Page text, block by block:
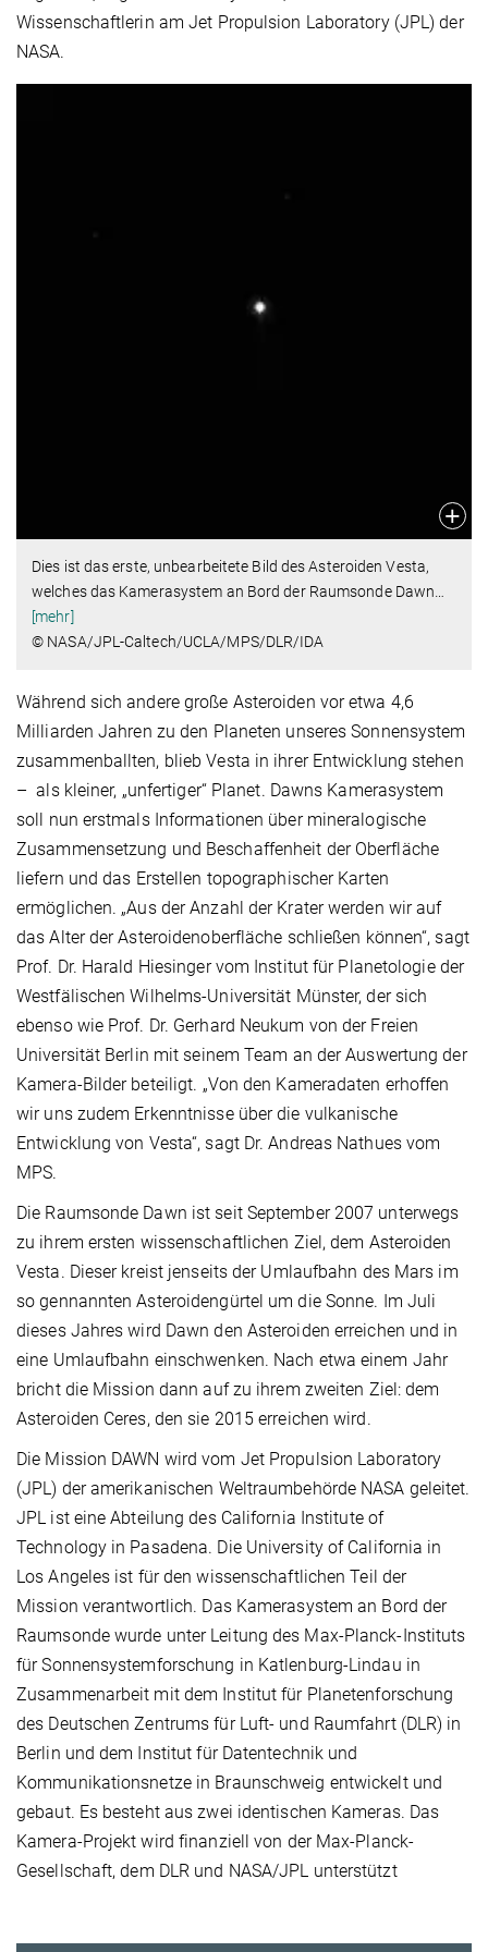
Wissenschaftlerin am Jet Propulsion Laboratory (JPL) der
NASA.
Dies ist das erste, unbearbeitete Bild des Asteroiden Vesta,
welches das Kamerasystem an Bord der Raumsonde Dawn
[mehr]
© NASA/JPL-Caltech/UCLA/MPS/DLR/IDA
Während sich andere große Asteroiden vor etwa 4,6
Milliarden Jahren zu den Planeten unseres Sonnensystem
zusammenballten, blieb Vesta in ihrer Entwicklung stehen
– als kleiner, „unfertiger“ Planet. Dawns Kamerasystem
soll nun erstmals Informationen über mineralogische
Zusammensetzung und Beschaffenheit der Oberfläche
liefern und das Erstellen topographischer Karten
ermöglichen. „Aus der Anzahl der Krater werden wir auf
das Alter der Asteroidenoberfläche schließen können“, sagt
Prof. Dr. Harald Hiesinger vom Institut für Planetologie der
Westfälischen Wilhelms-Universität Münster, der sich
ebenso wie Prof. Dr. Gerhard Neukum von der Freien
Universität Berlin mit seinem Team an der Auswertung der
Kamera-Bilder beteiligt. „Von den Kameradaten erhoffen
wir uns zudem Erkenntnisse über die vulkanische
Entwicklung von Vesta“, sagt Dr. Andreas Nathues vom
MPS.
Die Raumsonde Dawn ist seit September 2007 unterwegs
zu ihrem ersten wissenschaftlichen Ziel, dem Asteroiden
Vesta. Dieser kreist jenseits der Umlaufbahn des Mars im
so gennannten Asteroidengürtel um die Sonne. Im Juli
dieses Jahres wird Dawn den Asteroiden erreichen und in
eine Umlaufbahn einschwenken. Nach etwa einem Jahr
bricht die Mission dann auf zu ihrem zweiten Ziel: dem
Asteroiden Ceres, den sie 2015 erreichen wird.
Die Mission DAWN wird vom Jet Propulsion Laboratory
(JPL) der amerikanischen Weltraumbehörde NASA geleitet.
JPL ist eine Abteilung des California Institute of
Technology in Pasadena. Die University of California in
Los Angeles ist für den wissenschaftlichen Teil der
Mission verantwortlich. Das Kamerasystem an Bord der
Raumsonde wurde unter Leitung des Max-Planck-Instituts
für Sonnensystemforschung in Katlenburg-Lindau in
Zusammenarbeit mit dem Institut für Planetenforschung
des Deutschen Zentrums für Luft- und Raumfahrt (DLR) in
Berlin und dem Institut für Datentechnik und
Kommunikationsnetze in Braunschweig entwickelt und
gebaut. Es besteht aus zwei identischen Kameras. Das
Kamera-Projekt wird finanziell von der Max-Planck-
Gesellschaft, dem DLR und NASA/JPL unterstützt